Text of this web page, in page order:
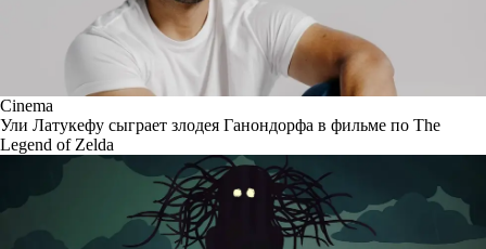
Cinema
Ули Латукефу сыграет злодея Ганондорфа в фильме по The
Legend of Zelda